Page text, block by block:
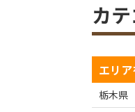
カ
エリ
栃木県